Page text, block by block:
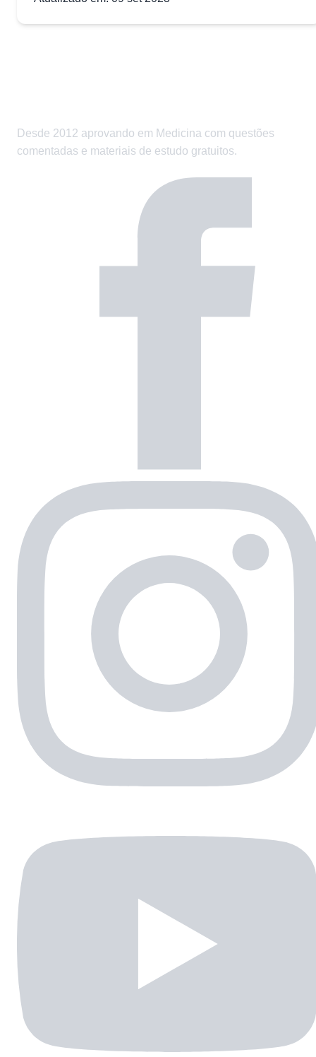
Desde 2012 aprovando em Medicina com questões
comentadas e materiais de estudo gratuitos.